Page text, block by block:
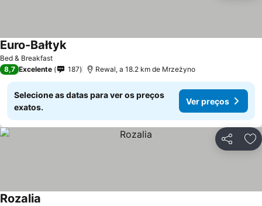
Bed & Breakfast
Euro-BałtykVer preços
8,7 Excelente 187 Rewal, a 18.2 km de Mrzeżyno
Selecione as datas para ver os preços
exatos.
Ver preços
Partilhar
Rozalia